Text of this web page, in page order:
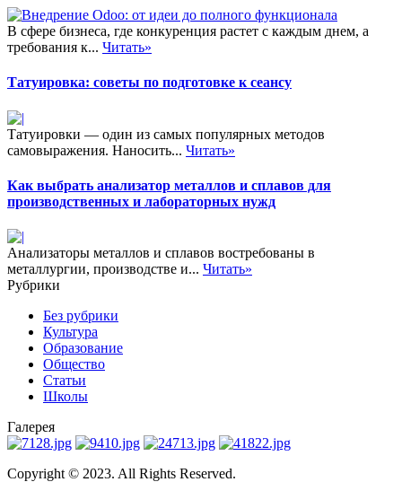
В сфере бизнеса, где конкуренция растет с каждым днем, а
требования к... Читать»
Татуировка: советы по подготовке к сеансу
Татуировки — один из самых популярных методов
самовыражения. Наносить... Читать»
Как выбрать анализатор металлов и сплавов для
производственных и лабораторных нужд
Анализаторы металлов и сплавов востребованы в
металлургии, производстве и... Читать»
Рубрики
Без рубрики
Культура
Образование
Общество
Статьи
Школы
Галерея
Copyright © 2023. All Rights Reserved.